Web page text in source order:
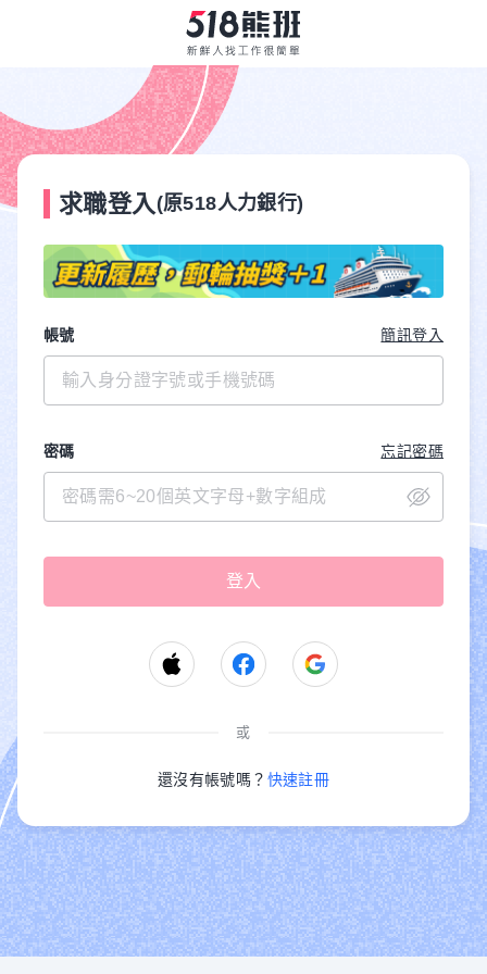
求職登入 (原518人力銀行)
帳號 簡訊登入
密碼 忘記密碼
或
還沒有帳號嗎？ 快速註冊